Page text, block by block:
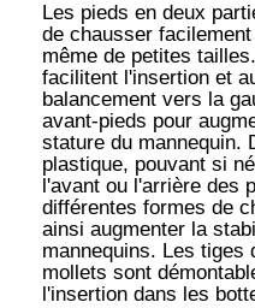
Les pieds en deux
de chausser
même de petites
facilitent l'insertion et
balancement vers la
avant-pieds pour
stature du mannequin.
plastique, pouvant si
l'avant ou l'arrière des
différentes formes de
ainsi augmenter la
mannequins. Les tiges
mollets sont
l'insertion dans les